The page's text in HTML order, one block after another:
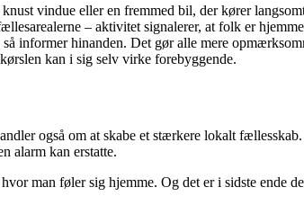
knust vindue eller en fremmed bil, der kører
– aktivitet signalerer, at folk er
informer hinanden. Det gør alle mere
kan i sig selv virke forebyggende.
også om at skabe et stærkere lokalt
alarm kan erstatte.
man føler sig hjemme. Og det er i sidste ende